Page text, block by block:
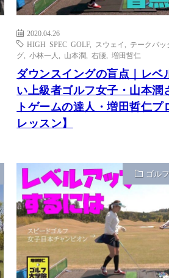
2020.04.26
HIGH SPEC GOLF, スウェイ テークバッ
グ ,小林一人 山本潤 ,右腰 ,増田哲仁
ダウンスイングの盲点｜レベ
い上級者ゴルフ女子・山本潤
トゲームの達人・増田哲仁プ
レッスン】
ゴル